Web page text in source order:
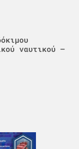
ναυτικού –